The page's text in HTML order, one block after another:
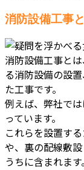
消防設備工事
消防設備工事と
る消防設備の設
た工事です。
例えば、弊社で
っています。
これらを設置す
や、裏の配線敷
うちに含まれます。